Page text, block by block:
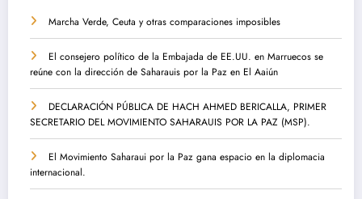
Marcha Verde, Ceuta y otras comparaciones imposibles
El consejero político de la Embajada de EE.UU. en Marruecos se
reúne con la dirección de Saharauis por la Paz en El Aaiún
DECLARACIÓN PÚBLICA DE HACH AHMED BERICALLA, PRIMER
SECRETARIO DEL MOVIMIENTO SAHARAUIS POR LA PAZ (MSP).
El Movimiento Saharaui por la Paz gana espacio en la diplomacia
internacional.